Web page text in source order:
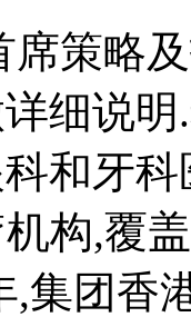
席策略
细说
和牙
构,覆
,集团香